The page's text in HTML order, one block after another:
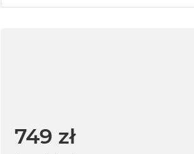
749 zł